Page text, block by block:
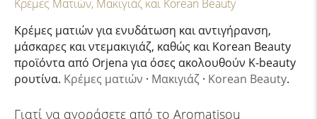
Κρέμες Ματιών, Μακιγιάζ και Korean Beauty
Κρέμες ματιών για ενυδάτωση και αντιγήρανση,
μάσκαρες και ντεμακιγιάζ, καθώς και Korean Beauty
προϊόντα από Orjena για όσες ακολουθούν K-beauty
ρουτίνα. Κρέμες ματιών · Μακιγιάζ · Korean Beauty.
Γιατί να αγοράσετε από το Aromatisou